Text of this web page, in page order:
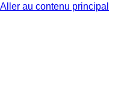
Aller au contenu principal